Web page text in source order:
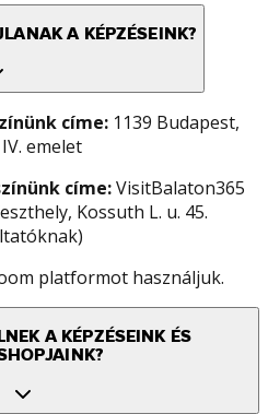
A KÉPZÉSEINK?
címe: 1139 Budapest,
emelet
címe:VisitBalaton365
Kossuth L. u. 45.
platformot használjuk.
A KÉPZÉSEINK ÉS